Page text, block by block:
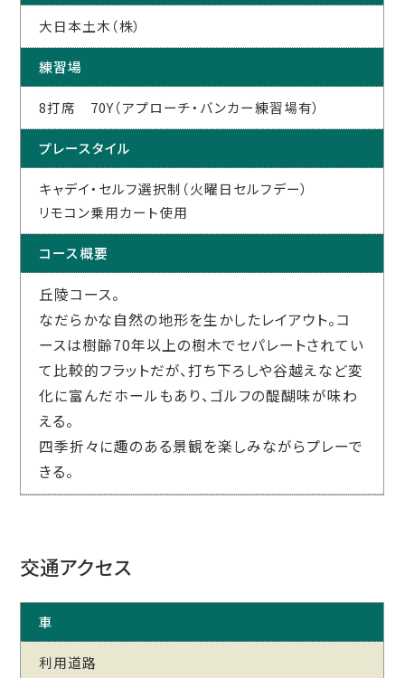
大日本土木（株）
練習場
8打席 70Y（アプローチ・バンカー練習場有）
プレースタイル
キャデイ・セルフ選択制（火曜日セルフデー）
リモコン乗用カート使用
コース概要
丘陵コース。
なだらかな自然の地形を生かしたレイアウト。コ
ースは樹齢70年以上の樹木でセパレートされてい
て比較的フラットだが、打ち下ろしや谷越えなど変
化に富んだホールもあり、ゴルフの醍醐味が味わ
える。
四季折々に趣のある景観を楽しみながらプレーで
きる。
交通アクセス
車
利用道路